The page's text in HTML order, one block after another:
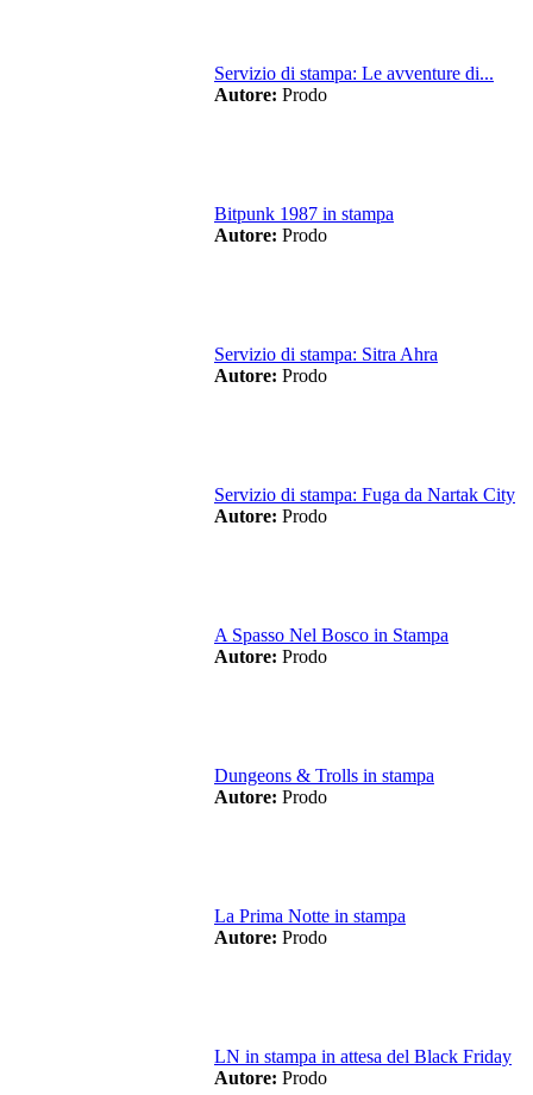
Servizio di stampa: Le avventure di...
Autore: Prodo
Bitpunk 1987 in stampa
Autore: Prodo
Servizio di stampa: Sitra Ahra
Autore: Prodo
Servizio di stampa: Fuga da Nartak City
Autore: Prodo
A Spasso Nel Bosco in Stampa
Autore: Prodo
Dungeons & Trolls in stampa
Autore: Prodo
La Prima Notte in stampa
Autore: Prodo
LN in stampa in attesa del Black Friday
Autore: Prodo